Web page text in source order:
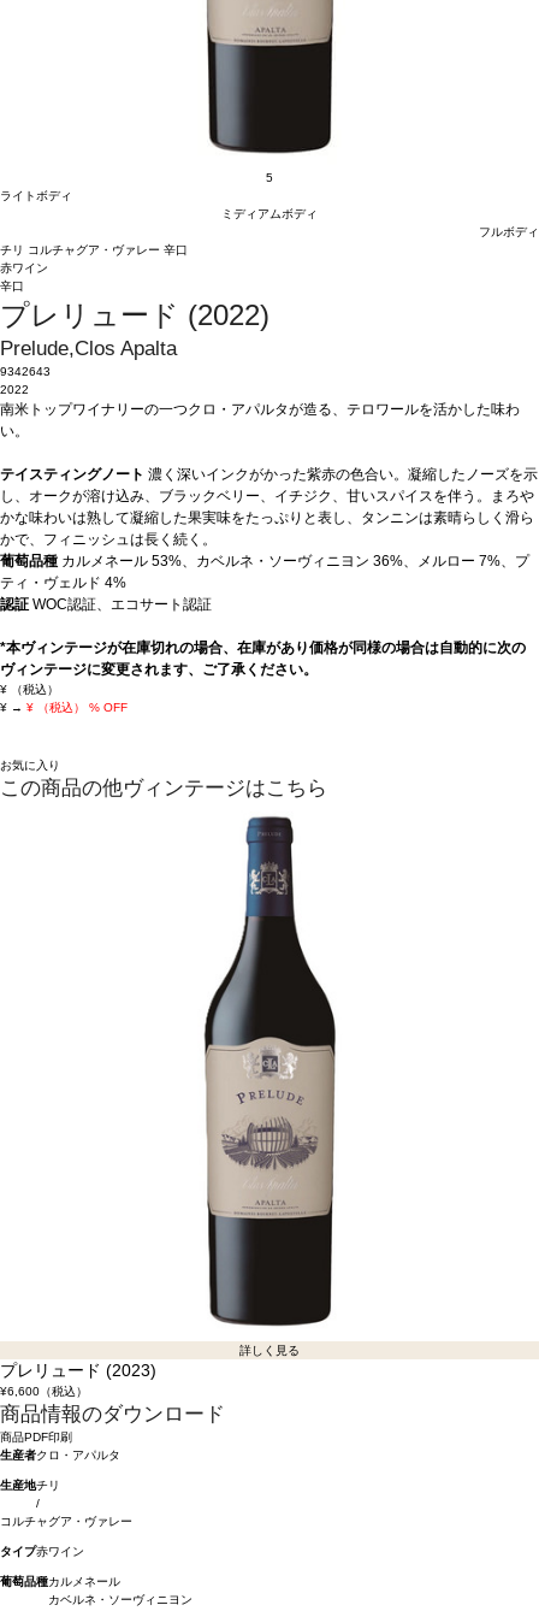
5
ライトボディ
ミディアムボディ
フルボディ
チリ コルチャグア・ヴァレー 辛口
赤ワイン
辛口
プレリュード (2022)
Prelude,Clos Apalta
9342643
2022
南米トップワイナリーの一つクロ・アパルタが造る、テロワールを活かした味わ
い。
テイスティングノート 濃く深いインクがかった紫赤の色合い。凝縮したノーズを示
し、オークが溶け込み、ブラックベリー、イチジク、甘いスパイスを伴う。まろや
かな味わいは熟して凝縮した果実味をたっぷりと表し、タンニンは素晴らしく滑ら
かで、フィニッシュは長く続く。
葡萄品種 カルメネール 53%、カベルネ・ソーヴィニヨン 36%、メルロー 7%、プ
ティ・ヴェルド 4%
認証 WOC認証、エコサート認証
*本ヴィンテージが在庫切れの場合、在庫があり価格が同様の場合は自動的に次の
ヴィンテージに変更されます、ご了承ください。
¥
（税込）
¥ → ¥ （税込） % OFF
お気に入り
この商品の他ヴィンテージはこちら
詳しく見る
プレリュード (2023)
¥6,600（税込）
商品情報のダウンロード
商品PDF印刷
生産者クロ・アパルタ
生産地チリ
/
コルチャグア・ヴァレー
タイプ赤ワイン
葡萄品種カルメネール
カベルネ・ソーヴィニヨン